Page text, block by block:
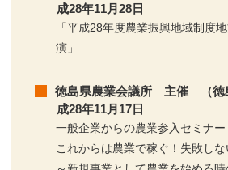
成28年11月28日
「平成28年度農業振興地域制度
演」
徳島県農業会議所 主催 （
成28年11月17日
一般企業からの農業参入セミナー
これからは農業で稼ぐ！失敗しな